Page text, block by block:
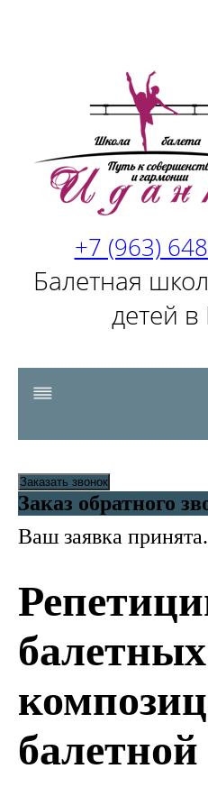
+7 (963)
Балетная
детей
Заказать звонок
Заказ обратного
Ваш заявка
балетных